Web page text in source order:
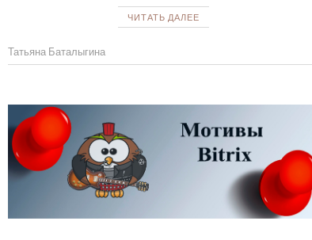
ЧИТАТЬ ДАЛЕЕ
Татьяна Баталыгина